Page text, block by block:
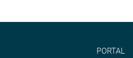
PORTAL